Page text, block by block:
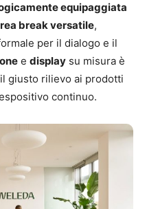
equipaggiata
break versatile,
per il dialogo e il
e display su misura è
giusto rilievo ai prodotti
continuo.